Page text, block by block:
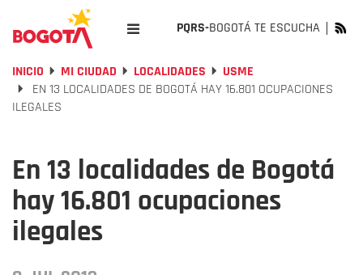
PQRS-BOGOTÁ TE ESCUCHA
INICIO MI CIUDAD LOCALIDADES
USME
EN 13 LOCALIDADES DE BOGOTÁ HAY 16.801 OCUPACIONES
ILEGALES
En 13 localidades de Bogotá
hay 16.801 ocupaciones
ilegales